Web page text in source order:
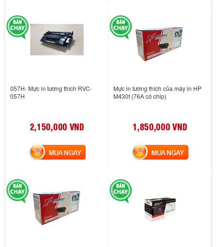
057H- Mực in tương thích RVC-
057H
2,150,000 VND
MUA NGAY
Mực in tương thích của máy in HP
M430f (76A có chip)
1,850,000 VND
MUA NGAY